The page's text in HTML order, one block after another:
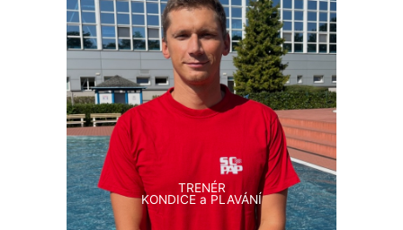
TRENÉR
KONDICE a PLAVÁNÍ